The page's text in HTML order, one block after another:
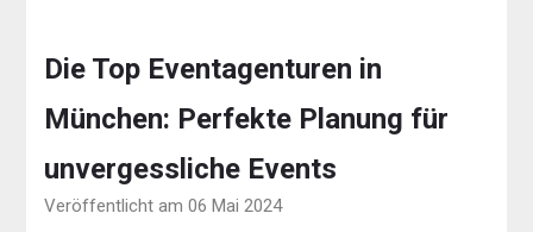
Die Top Eventagenturen in
München: Perfekte Planung für
unvergessliche Events
Veröffentlicht am 06 Mai 2024